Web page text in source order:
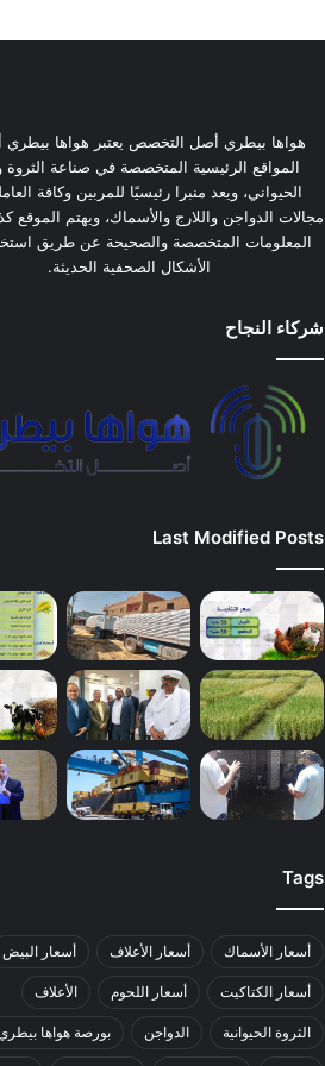
هواها بيطري أصل التخصص يعتبر هواها بيطري
المواقع الرئيسية المتخصصة في صناعة الثروة
الحيواني، ويعد منبرا رئيسيًا للمربين وكافة
مجالات الدواجن واللارج والأسماك، ويهتم الموقع
المعلومات المتخصصة والصحيحة عن طريق
الأشكال الصحفية الحديثة.
شركاء النجاح
Last Modified Posts
Tags
أسعار الأسماك أسعار الأعلاف أسعار البيض
أسعار الكتاكيت أسعار اللحوم الأعلاف
الثروة الحيوانية الدواجن بورصة هواها بيطري